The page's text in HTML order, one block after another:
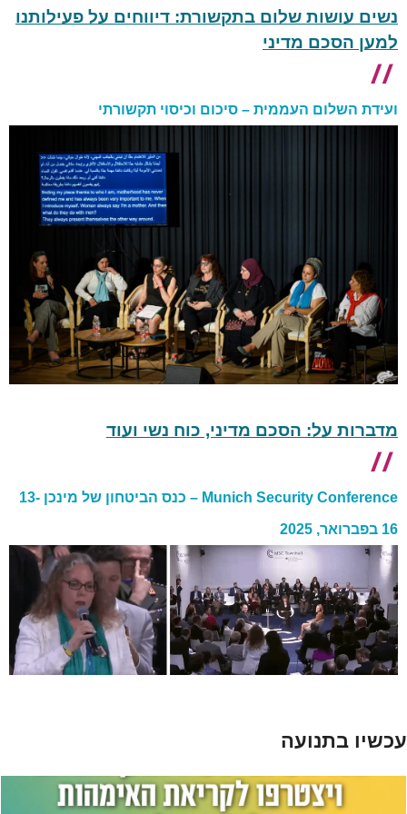
מדברות על: הסכם מדיני, כוח נשי ועוד
Munich Security Conference – כנס הביטחון של מינכן 13-
16 בפברואר, 2025
נשים עושות שלום בתקשורת: דיווחים על פעילותנו
למען הסכם מדיני
ועידת השלום העממית – סיכום וכיסוי תקשורתי
עכשיו בתנועה